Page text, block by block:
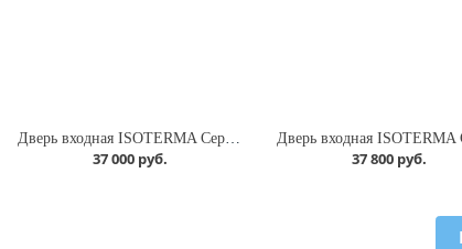
37 000 руб. 37 800 руб.